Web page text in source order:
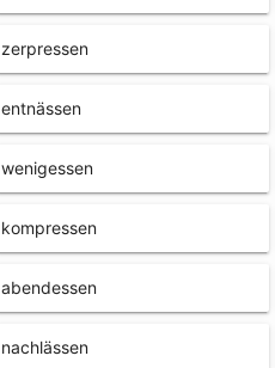
zerpressen
entnässen
wenigessen
kompressen
abendessen
nachlässen